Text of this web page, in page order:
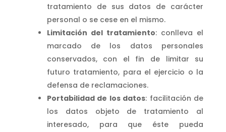
tratamiento de sus datos de carácter
personal o se cese en el mismo.
Limitación del tratamiento: conlleva el
marcado de los datos personales
conservados, con el fin de limitar su
futuro tratamiento, para el ejercicio o la
defensa de reclamaciones.
Portabilidad de los datos: facilitación de
los datos objeto de tratamiento al
interesado, para que éste pueda